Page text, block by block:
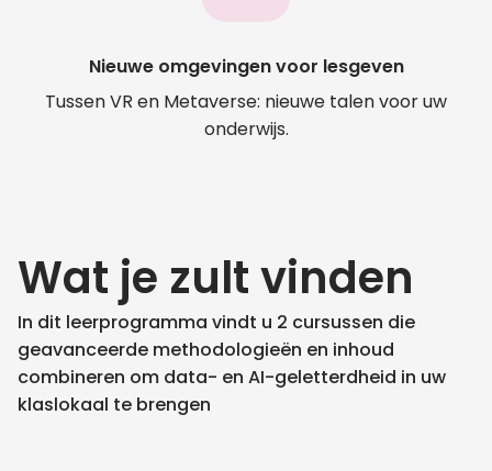
Nieuwe omgevingen voor lesgeven
Tussen VR en Metaverse: nieuwe talen voor uw
onderwijs.
Wat je zult vinden
In dit leerprogramma vindt u 2 cursussen die
geavanceerde methodologieën en inhoud
combineren om data- en AI-geletterdheid in uw
klaslokaal te brengen